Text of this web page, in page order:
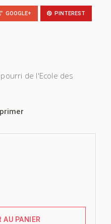
GOOGLE+ PINTEREST
de l'Ecole des
AU PANIER